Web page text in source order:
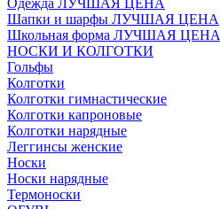
Одежда ЛУЧШАЯ ЦЕНА
Шапки и шарфы ЛУЧШАЯ ЦЕНА
Школьная форма ЛУЧШАЯ ЦЕНА
НОСКИ И КОЛГОТКИ
Гольфы
Колготки
Колготки гимнастические
Колготки капроновые
Колготки нарядные
Леггинсы женские
Носки
Носки нарядные
Термоноски